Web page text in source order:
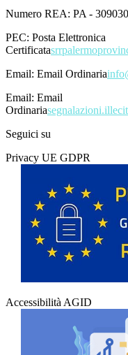
Numero REA: PA - 309030
PEC: Posta Elettronica
Certificata
Email: Email Ordinaria
Email: Email
Ordinaria
Seguici su
Privacy UE GDPR
Accessibilità AGID